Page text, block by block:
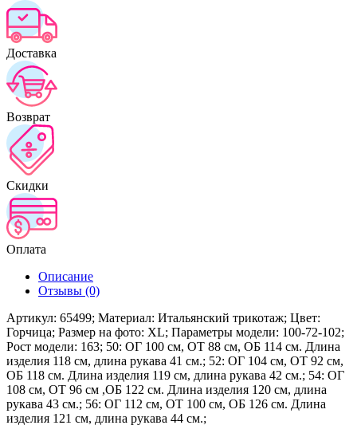
Доставка
Возврат
Скидки
Оплата
Описание
Отзывы (0)
Артикул: 65499; Материал: Итальянский трикотаж; Цвет:
Горчица; Размер на фото: XL; Параметры модели: 100-72-102;
Рост модели: 163; 50: ОГ 100 см, ОТ 88 см, ОБ 114 см. Длина
изделия 118 см, длина рукава 41 см.; 52: ОГ 104 см, ОТ 92 см,
ОБ 118 см. Длина изделия 119 см, длина рукава 42 см.; 54: ОГ
108 см, ОТ 96 см ,ОБ 122 см. Длина изделия 120 см, длина
рукава 43 см.; 56: ОГ 112 см, ОТ 100 см, ОБ 126 см. Длина
изделия 121 см, длина рукава 44 см.;